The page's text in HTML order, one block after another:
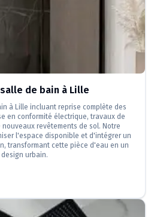
de bain à Lille
à Lille incluant reprise complète des
en conformité électrique, travaux de
revêtements de sol. Notre
l'espace disponible et d'intégrer un
transformant cette pièce d'eau en un
urbain.